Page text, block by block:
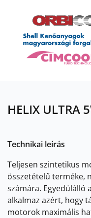
HELIX ULTRA
Technikai leírás
Teljesen szintetikus
összetételű terméke,
számára.
alkalmaz azért, hogy
motorok maximális